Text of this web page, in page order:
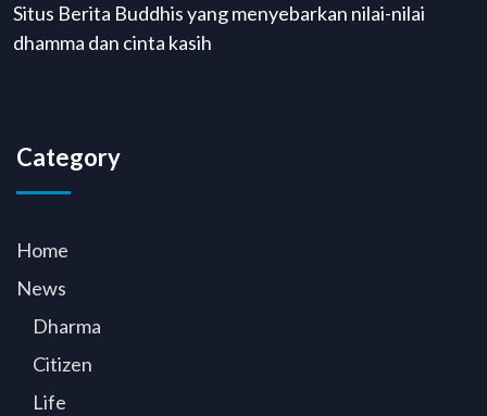
Situs Berita Buddhis yang menyebarkan nilai-nilai
dhamma dan cinta kasih
Category
Home
News
Dharma
Citizen
Life